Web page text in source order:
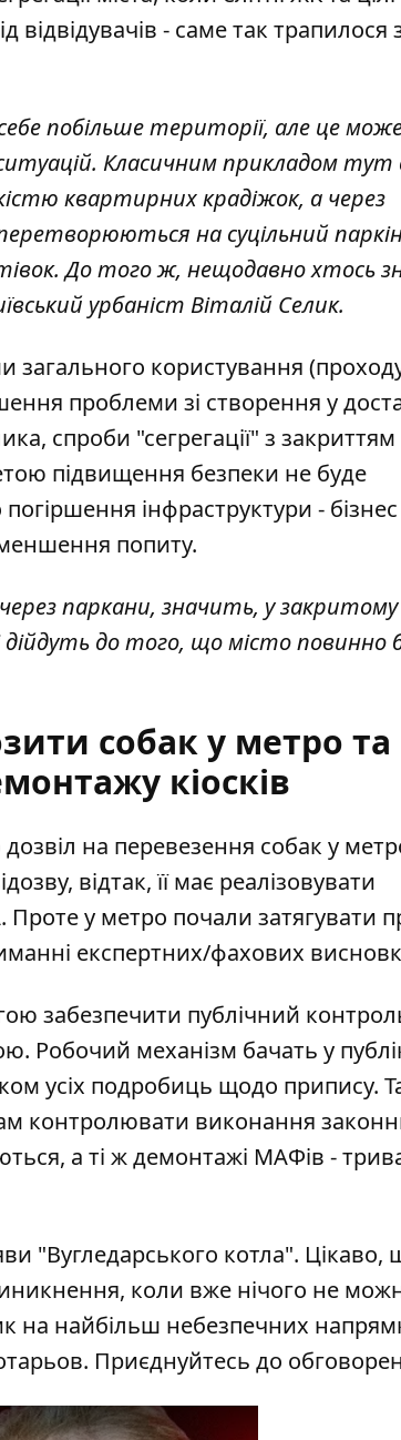
відвідувачів - саме так трапилося
побільше території, але це
Класичним прикладом тут
квартирних крадіжок, а через
на суцільний
До того ж, нещодавно хтось
урбаніст Віталій Селик.
загального користування
проблеми зі створення у
спроби "сегрегації" з закриттям
підвищення безпеки не буде
інфраструктури - бізнес
попиту.
паркани, значить, у
дійдуть до того, що місто повинно
собак у метро та
кіосків
дозвіл на перевезення собак у
відтак, її має реалізовувати
у метро почали затягувати
експертних/фахових
забезпечити публічний
. Робочий механізм бачать у
усіх подробиць щодо припису.
контролювати виконання
а ті ж демонтажі МАФів -
"Вугледарського котла". Цікаво,
коли вже нічого не
на найбільш небезпечних
Приєднуйтесь до